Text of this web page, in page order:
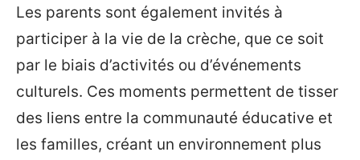
Les parents sont également invités à
participer à la vie de la crèche, que ce soit
par le biais d’activités ou d’événements
culturels. Ces moments permettent de tisser
des liens entre la communauté éducative et
les familles, créant un environnement plus